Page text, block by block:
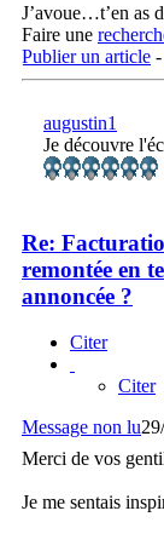
J’avoue…t’en as
Faire une
Publier un article -
augustin1
Je découvre
Re:
remontée en
annoncée ?
Citer
Citer
Message non lu
Merci de vos
Je me sentais